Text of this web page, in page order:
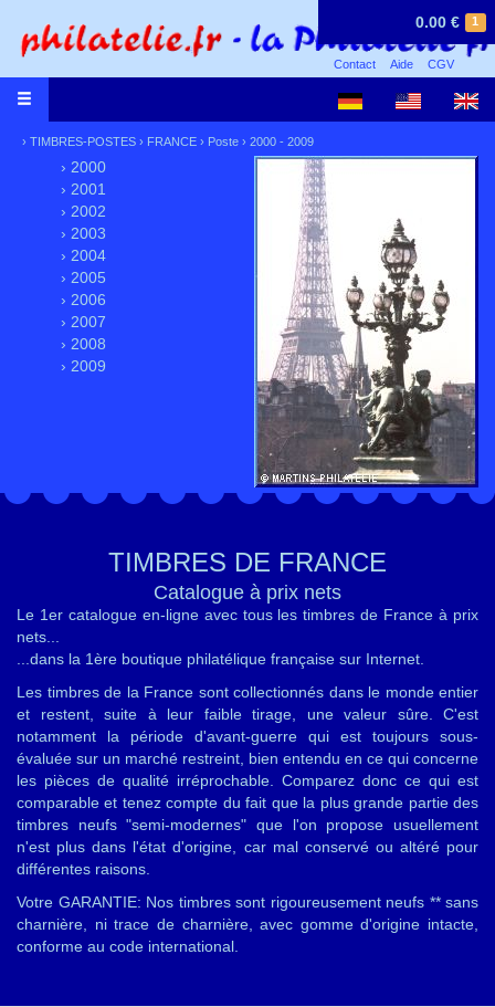
1
0.00 €
Contact Aide CGV
› TIMBRES-POSTES › FRANCE › Poste › 2000 - 2009
› 2000
› 2001
› 2002
› 2003
› 2004
› 2005
› 2006
› 2007
› 2008
› 2009
TIMBRES DE FRANCE
Catalogue à prix nets
Le 1er catalogue en-ligne avec tous les timbres de France à prix
nets...
...dans la 1ère boutique philatélique française sur Internet.
Les timbres de la France sont collectionnés dans le monde entier
et restent, suite à leur faible tirage, une valeur sûre. C'est
notamment la période d'avant-guerre qui est toujours sous-
évaluée sur un marché restreint, bien entendu en ce qui concerne
les pièces de qualité irréprochable. Comparez donc ce qui est
comparable et tenez compte du fait que la plus grande partie des
timbres neufs "semi-modernes" que l'on propose usuellement
n'est plus dans l'état d'origine, car mal conservé ou altéré pour
différentes raisons.
Votre GARANTIE: Nos timbres sont rigoureusement neufs ** sans
charnière, ni trace de charnière, avec gomme d'origine intacte,
conforme au code international.